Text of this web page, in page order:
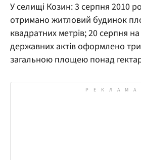
У селищі Козин: 3 серпня 2010
отримано житловий будинок
квадратних метрів; 20 серпня на
державних актів оформлено
загальною площею понад